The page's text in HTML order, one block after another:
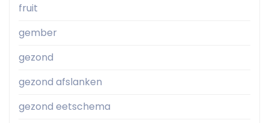
fruit
gember
gezond
gezond afslanken
gezond eetschema